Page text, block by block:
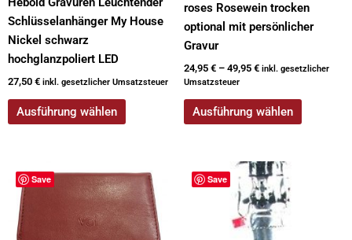
Schlüsselanhänger My House
Nickel schwarz
hochglanzpoliert LED
27,50 € inkl. gesetzlicher Umsatzsteuer
Ausführung wählen
roses Rosewein trocken
optional mit persönlicher
Gravur
24,95 € – 49,95 € inkl. gesetzlicher
Umsatzsteuer
Ausführung wählen
Save
Dieses
Produkt
weist
mehrere
Save
Dieses
Produkt